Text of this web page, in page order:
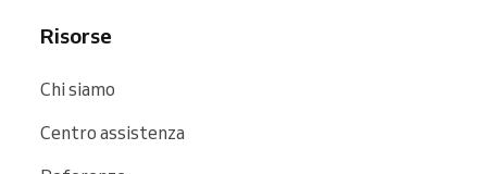
Risorse
Chi siamo
Centro assistenza